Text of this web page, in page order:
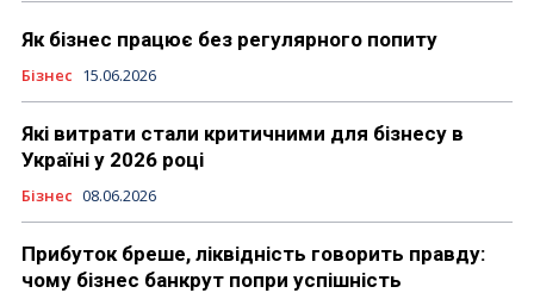
Як бізнес працює без регулярного попиту
Бізнес 15.06.2026
Які витрати стали критичними для бізнесу в
Україні у 2026 році
Бізнес 08.06.2026
Прибуток бреше, ліквідність говорить правду:
чому бізнес банкрут попри успішність